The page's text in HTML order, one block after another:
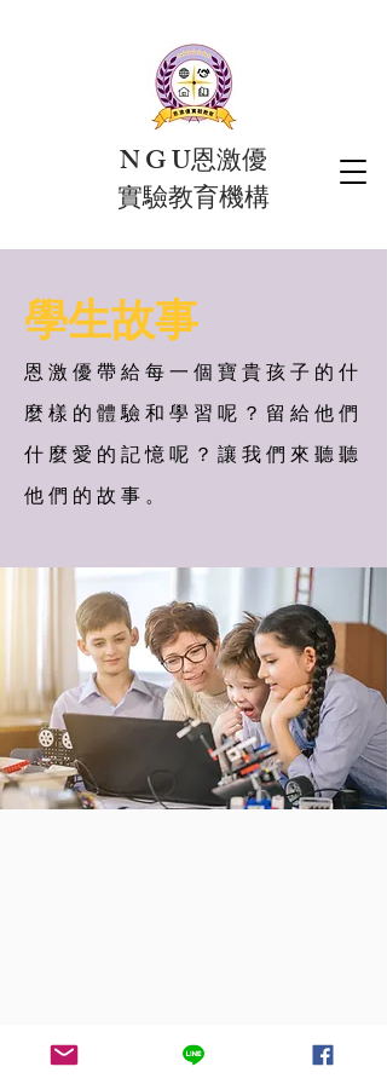
N G U恩激優
實驗教育機構
​學生故事
​恩激優帶給每一個寶貴孩子的什
麼樣的體驗和學習呢？留給他們
什麼愛的記憶呢？讓我們來聽聽
他們的故事。